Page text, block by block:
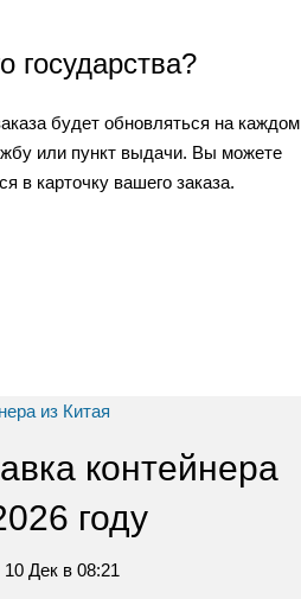
государства?
будет обновляться на каждом
или пункт выдачи. Вы можете
в карточку вашего заказа.
контейнера
году
10 Дек в 08:21